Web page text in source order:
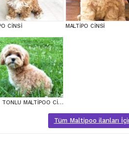
CİNSİ MALTİPO CİNSİ
KAHVE TONLU MALTİPOO CİNSİ YAVRULAR
Tüm Maltipoo ilanları